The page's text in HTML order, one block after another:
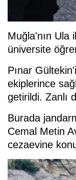
Muğla'nın Ula
üniversite
Pınar
ekiplerince
getirildi. Zanlı
Burada
Cemal Metin
cezaevine